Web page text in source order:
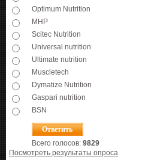
Optimum Nutrition
MHP
Scitec Nutrition
Universal nutrition
Ultimate nutrition
Muscletech
Dymatize Nutrition
Gaspari nutrition
BSN
Всего голосов: 9829
Посмотреть результаты опроса